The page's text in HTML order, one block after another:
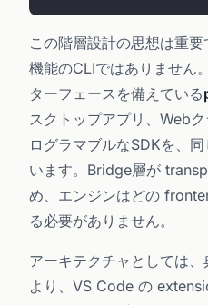
この階層設計の思想は重
機能のCLIではありません
ターフェースを備えている
スクトップアプリ、Web
ログラマブルなSDKを、
います。Bridge層が
め、エンジンはどの
る必要がありません。
アーキテクチャとしては
より、VS Code の